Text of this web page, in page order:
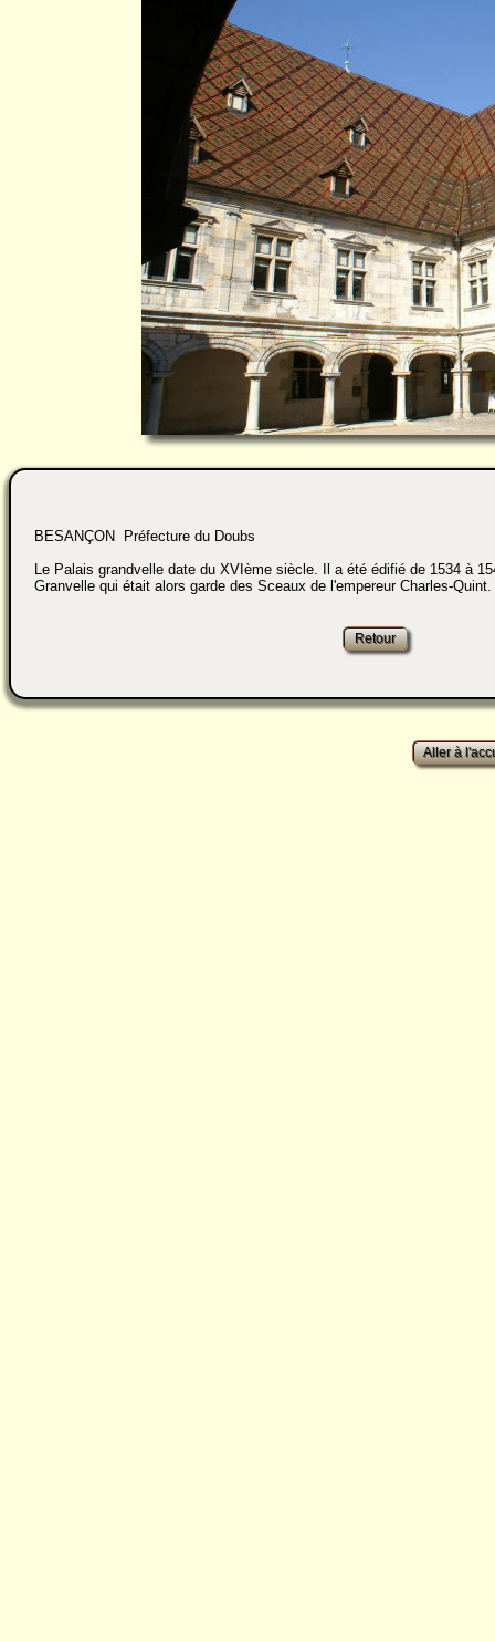
BESANÇON Préfecture du Doubs
Le Palais grandvelle date du XVIème siècle. Il a été édifié de 1534 à
Granvelle qui était alors garde des Sceaux de l'empereur Charles-Quint.